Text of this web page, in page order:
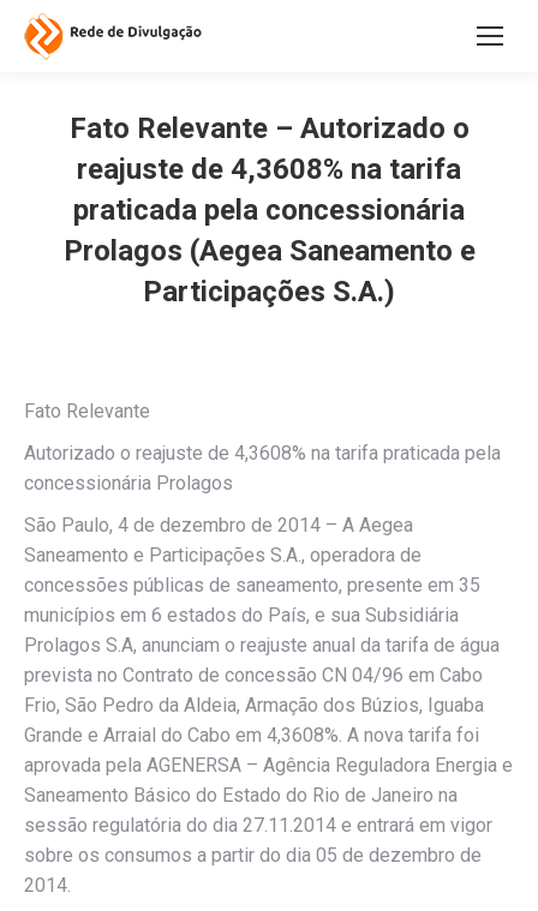
Fato Relevante – Autorizado o
reajuste de 4,3608% na tarifa
praticada pela concessionária
Prolagos (Aegea Saneamento e
Participações S.A.)
Fato Relevante
Autorizado o reajuste de 4,3608% na tarifa praticada pela
concessionária Prolagos
São Paulo, 4 de dezembro de 2014 – A Aegea
Saneamento e Participações S.A., operadora de
concessões públicas de saneamento, presente em 35
municípios em 6 estados do País, e sua Subsidiária
Prolagos S.A, anunciam o reajuste anual da tarifa de água
prevista no Contrato de concessão CN 04/96 em Cabo
Frio, São Pedro da Aldeia, Armação dos Búzios, Iguaba
Grande e Arraial do Cabo em 4,3608%. A nova tarifa foi
aprovada pela AGENERSA – Agência Reguladora Energia e
Saneamento Básico do Estado do Rio de Janeiro na
sessão regulatória do dia 27.11.2014 e entrará em vigor
sobre os consumos a partir do dia 05 de dezembro de
2014.